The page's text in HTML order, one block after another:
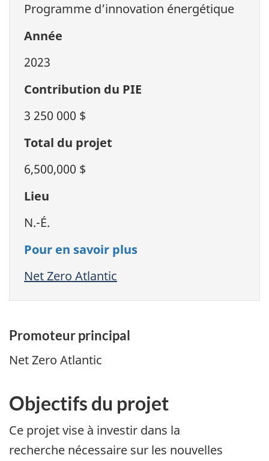
Programme d’innovation énergétique
Année
2023
Contribution du PIE
3 250 000 $
Total du projet
6,500,000 $
Lieu
N.-É.
Pour en savoir plus
Net Zero Atlantic
Promoteur principal
Net Zero Atlantic
Objectifs du projet
Ce projet vise à investir dans la
recherche nécessaire sur les nouvelles